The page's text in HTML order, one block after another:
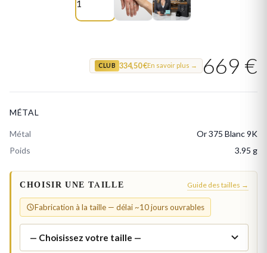
CLUB 334,50 €En savoir plus → 669 €
MÉTAL
Métal
Or 375 Blanc 9K
Poids
3.95 g
CHOISIR UNE TAILLE Guide des tailles →
Fabrication à la taille — délai ~10 jours ouvrables